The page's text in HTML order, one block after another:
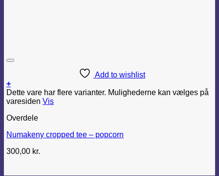
Add to wishlist
+
Dette vare har flere varianter. Mulighederne kan vælges på
varesiden Vis
Overdele
Numakeny cropped tee – popcorn
300,00 kr.